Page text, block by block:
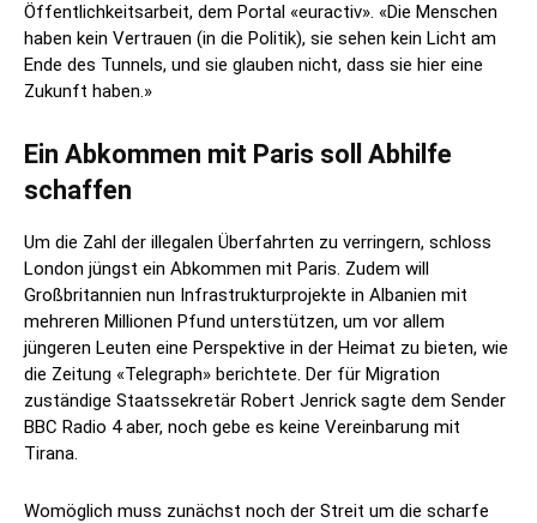
Öffentlichkeitsarbeit, dem Portal «euractiv». «Die Menschen
haben kein Vertrauen (in die Politik), sie sehen kein Licht am
Ende des Tunnels, und sie glauben nicht, dass sie hier eine
Zukunft haben.»
Ein Abkommen mit Paris soll Abhilfe
schaffen
Um die Zahl der illegalen Überfahrten zu verringern, schloss
London jüngst ein Abkommen mit Paris. Zudem will
Großbritannien nun Infrastrukturprojekte in Albanien mit
mehreren Millionen Pfund unterstützen, um vor allem
jüngeren Leuten eine Perspektive in der Heimat zu bieten, wie
die Zeitung «Telegraph» berichtete. Der für Migration
zuständige Staatssekretär Robert Jenrick sagte dem Sender
BBC Radio 4 aber, noch gebe es keine Vereinbarung mit
Tirana.
Womöglich muss zunächst noch der Streit um die scharfe